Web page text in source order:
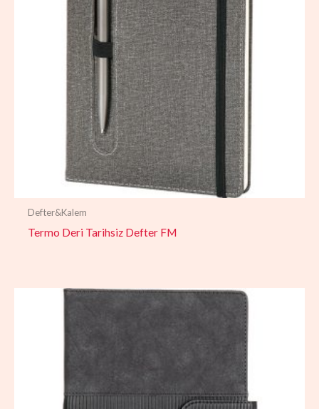
Defter&Kalem
Termo Deri Tarihsiz Defter FM